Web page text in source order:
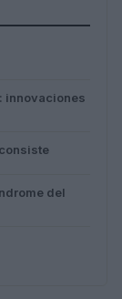
innovaciones
del